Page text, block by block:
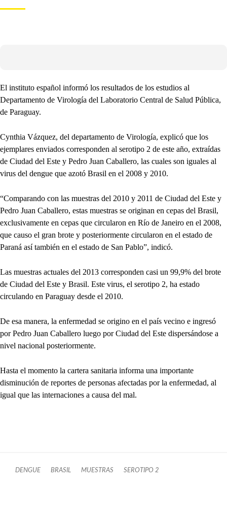
El instituto español informó los resultados de los estudios al
Departamento de Virología del Laboratorio Central de Salud Pública,
de Paraguay.
Cynthia Vázquez, del departamento de Virología, explicó que los
ejemplares enviados corresponden al serotipo 2 de este año, extraídas
de Ciudad del Este y Pedro Juan Caballero, las cuales son iguales al
virus del dengue que azotó Brasil en el 2008 y 2010.
“Comparando con las muestras del 2010 y 2011 de Ciudad del Este y
Pedro Juan Caballero, estas muestras se originan en cepas del Brasil,
exclusivamente en cepas que circularon en Río de Janeiro en el 2008,
que causo el gran brote y posteriormente circularon en el estado de
Paraná así también en el estado de San Pablo”, indicó.
Las muestras actuales del 2013 corresponden casi un 99,9% del brote
de Ciudad del Este y Brasil. Este virus, el serotipo 2, ha estado
circulando en Paraguay desde el 2010.
De esa manera, la enfermedad se origino en el país vecino e ingresó
por Pedro Juan Caballero luego por Ciudad del Este dispersándose a
nivel nacional posteriormente.
Hasta el momento la cartera sanitaria informa una importante
disminución de reportes de personas afectadas por la enfermedad, al
igual que las internaciones a causa del mal.
DENGUE BRASIL MUESTRAS SEROTIPO 2